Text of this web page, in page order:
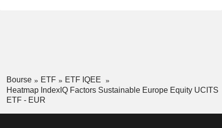
Bourse ETF
ETF IQEE
Heatmap IndexIQ Factors Sustainable Europe Equity UCITS
ETF - EUR